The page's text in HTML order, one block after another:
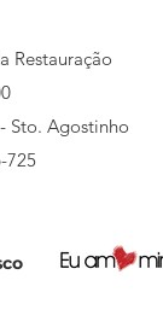
Restauração
Sto. Agostinho
725